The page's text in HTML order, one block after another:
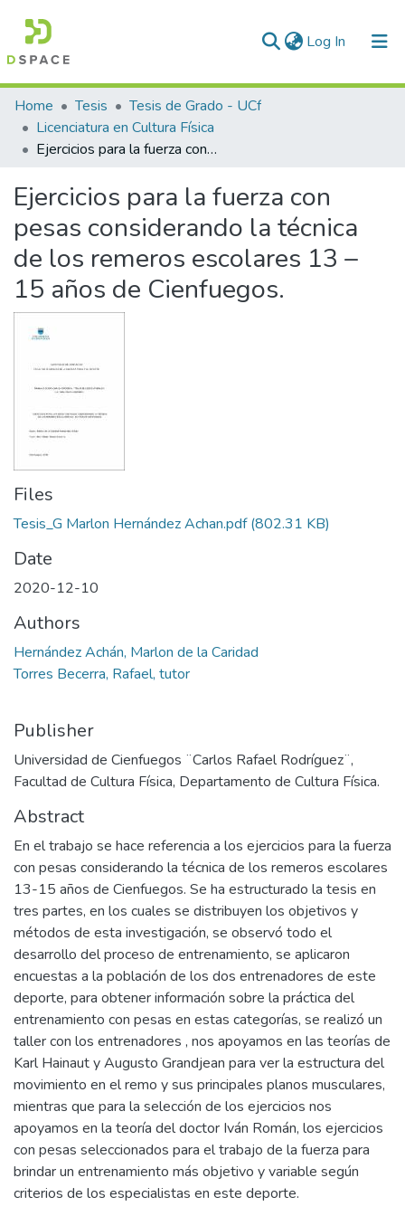
Log In (current)
Communities & Collections
All of DSpace
Home Tesis
Tesis de Grado - UCf
Licenciatura en Cultura Física
Ejercicios para la fuerza con pesas considerando la técnica de los remeros escolares 13 – 15 años de Cienfuegos.
Ejercicios para la fuerza con
pesas considerando la técnica
de los remeros escolares 13 –
15 años de Cienfuegos.
Files
Tesis_G Marlon Hernández Achan.pdf(802.31 KB)
Date
2020-12-10
Authors
Hernández Achán, Marlon de la Caridad
Torres Becerra, Rafael, tutor
Publisher
Universidad de Cienfuegos ¨Carlos Rafael Rodríguez¨,
Facultad de Cultura Física, Departamento de Cultura Física.
Abstract
En el trabajo se hace referencia a los ejercicios para la fuerza
con pesas considerando la técnica de los remeros escolares
13-15 años de Cienfuegos. Se ha estructurado la tesis en
tres partes, en los cuales se distribuyen los objetivos y
métodos de esta investigación, se observó todo el
desarrollo del proceso de entrenamiento, se aplicaron
encuestas a la población de los dos entrenadores de este
deporte, para obtener información sobre la práctica del
entrenamiento con pesas en estas categorías, se realizó un
taller con los entrenadores , nos apoyamos en las teorías de
Karl Hainaut y Augusto Grandjean para ver la estructura del
movimiento en el remo y sus principales planos musculares,
mientras que para la selección de los ejercicios nos
apoyamos en la teoría del doctor Iván Román, los ejercicios
con pesas seleccionados para el trabajo de la fuerza para
brindar un entrenamiento más objetivo y variable según
criterios de los especialistas en este deporte.